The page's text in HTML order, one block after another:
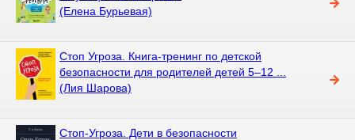
(Елена Бурьевая)
Стоп Угроза. Книга-тренинг по детской
безопасности для родителей детей 5–12 ...
(Лия Шарова)
Стоп-Угроза. Дети в безопасности